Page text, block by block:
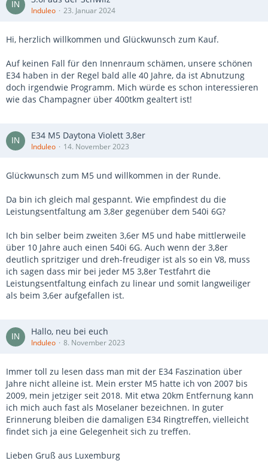
Induleo 23. Januar 2024
Hi, herzlich willkommen und Glückwunsch zum Kauf.
Auf keinen Fall für den Innenraum schämen, unsere schönen
E34 haben in der Regel bald alle 40 Jahre, da ist Abnutzung
doch irgendwie Programm. Mich würde es schon interessieren
wie das Champagner über 400tkm gealtert ist!
E34 M5 Daytona Violett 3,8er
Induleo 14. November 2023
Glückwunsch zum M5 und willkommen in der Runde.
Da bin ich gleich mal gespannt. Wie empfindest du die
Leistungsentfaltung am 3,8er gegenüber dem 540i 6G?
Ich bin selber beim zweiten 3,6er M5 und habe mittlerweile
über 10 Jahre auch einen 540i 6G. Auch wenn der 3,8er
deutlich spritziger und dreh-freudiger ist als so ein V8, muss
ich sagen dass mir bei jeder M5 3,8er Testfahrt die
Leistungsentfaltung einfach zu linear und somit langweiliger
als beim 3,6er aufgefallen ist.
Hallo, neu bei euch
Induleo 8. November 2023
Immer toll zu lesen dass man mit der E34 Faszination über
Jahre nicht alleine ist. Mein erster M5 hatte ich von 2007 bis
2009, mein jetziger seit 2018. Mit etwa 20km Entfernung kann
ich mich auch fast als Moselaner bezeichnen. In guter
Erinnerung bleiben die damaligen E34 Ringtreffen, vielleicht
findet sich ja eine Gelegenheit sich zu treffen.
Lieben Gruß aus Luxemburg